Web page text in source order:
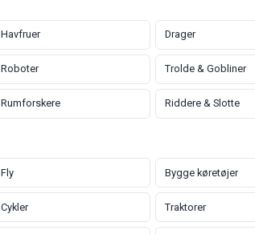
Havfruer Drager
Roboter Trolde & Gobliner
Rumforskere Riddere & Slotte
Fly Bygge køretøjer
Cykler Traktorer